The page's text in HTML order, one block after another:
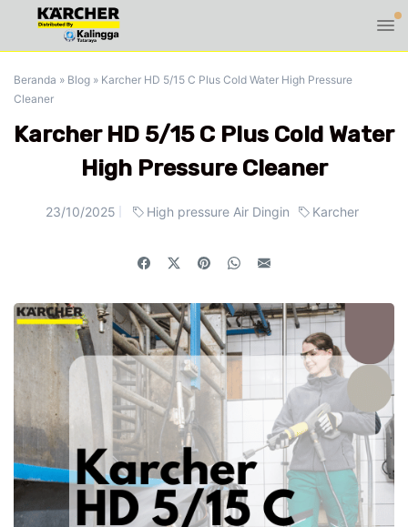
Beranda » Blog » Karcher HD 5/15 C Plus Cold Water High Pressure
Cleaner
Karcher HD 5/15 C Plus Cold Water
High Pressure Cleaner
23/10/2025 High pressure Air Dingin Karcher